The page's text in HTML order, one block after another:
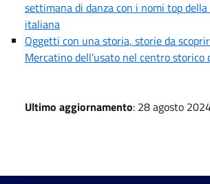
settimana di danza con i nomi top
italiana
Oggetti con una storia, storie da
Mercatino dell’usato nel centro storico
Ultimo aggiornamento: 28 agosto